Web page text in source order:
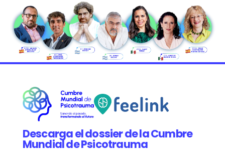
Descarga el dossier de la Cumbre
Mundial de Psicotrauma